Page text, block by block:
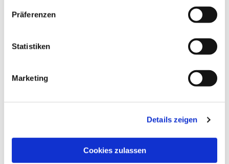
Präferenzen
Statistiken
Marketing
Details zeigen
Cookies zulassen